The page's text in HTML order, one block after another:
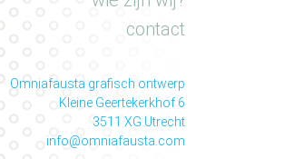
contact
Omniafausta grafisch ontwerp
Kleine Geertekerkhof 6
3511 XG Utrecht
info@omniafausta.com